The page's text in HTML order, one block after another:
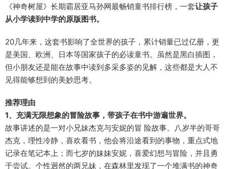
《神奇树屋》长期霸居亚马孙网最畅销童书排行榜，一套让孩子
从小学读到中学的原版图书。
20几年来，这套书影响了全世界的孩子，累计销量已过亿册，更
是美国、欧洲、日本等国家孩子的必读童书。虽然是黑白插图，
但小朋友还是能在故事中读到多采多姿的见解，这些都是大人不
见得能够想到的美妙思考。
推荐理由
1、充满无限想象的冒险故事，带孩子在书中游遍世界。
故事讲述的是一对小兄妹杰克与安妮的冒 险故事。八岁半的哥哥
杰克，理性冷静，喜欢看书，他会将沿途看到的事物，重点式地
记录在笔记本上；而七岁的妹妹安妮，喜爱幻想与冒险，并且勇
于尝试。个性迥然的两兄妹，在森林里发现了一个堆满书的神奇